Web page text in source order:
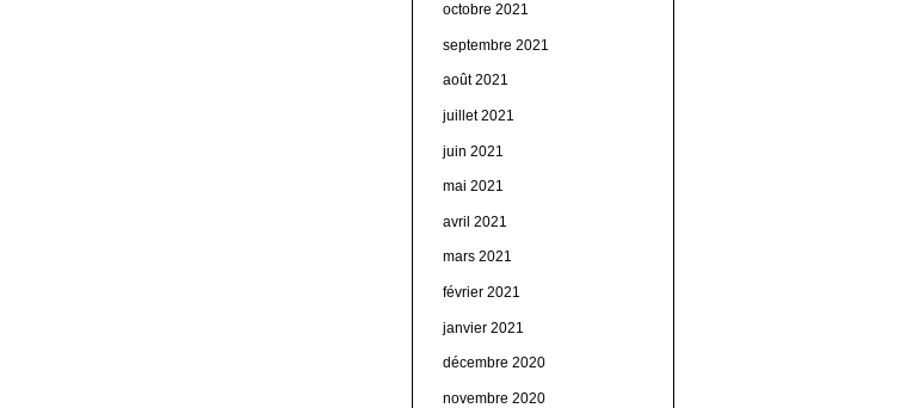
octobre 2021
septembre 2021
août 2021
juillet 2021
juin 2021
mai 2021
avril 2021
mars 2021
février 2021
janvier 2021
décembre 2020
novembre 2020